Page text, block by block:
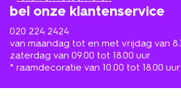
bel onze klantenservice
020 224 2424
van maandag tot en met vrijdag van
zaterdag van 09.00 tot 18.00 uur
* raamdecoratie van 10.00 tot 18.00 uur